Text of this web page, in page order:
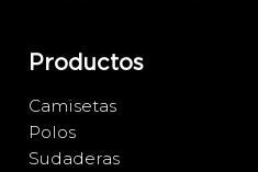
Productos
Camisetas
Polos
Sudaderas